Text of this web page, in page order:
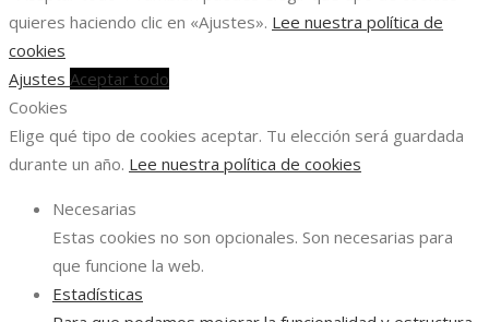
quieres haciendo clic en «Ajustes». Lee nuestra política de
cookies
Ajustes Aceptar todo
Cookies
Elige qué tipo de cookies aceptar. Tu elección será guardada
durante un año. Lee nuestra política de cookies
Necesarias
Estas cookies no son opcionales. Son necesarias para
que funcione la web.
Estadísticas